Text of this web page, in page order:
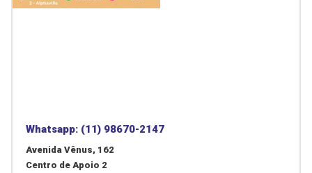
Whatsapp: (11) 98670-2147
Avenida Vênus, 162
Centro de Apoio 2